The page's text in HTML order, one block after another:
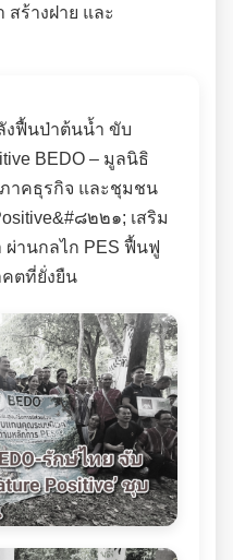
งฟื้นป่าต้นน้ำ ขับ
BEDO – มูลนิธิ
าคธุรกิจ และชุมชน
๘๒๒๑; เสริม
านกลไก PES ฟื้นฟู
คตที่ยั่งยืน